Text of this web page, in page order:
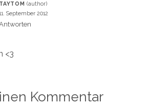
TAYTOM
September 2012
<3
Kommentar